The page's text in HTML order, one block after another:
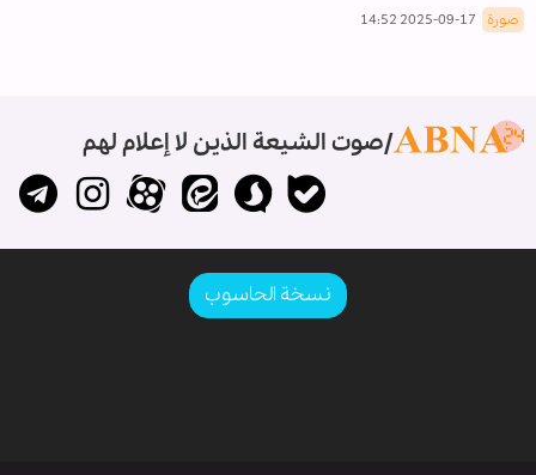
صورة 2025-09-17 14:52
صوت الشيعة الذين لا إعلام لهم
نسخة الحاسوب